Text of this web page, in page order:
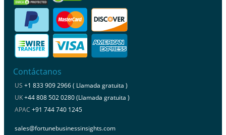
Contáctanos
US +1 833 909 2966 ( Llamada gratuita )
UK+44 808 502 0280 (Llamada gratuita )
APAC +91 744 740 1245
sales@fortunebusinessinsights.com